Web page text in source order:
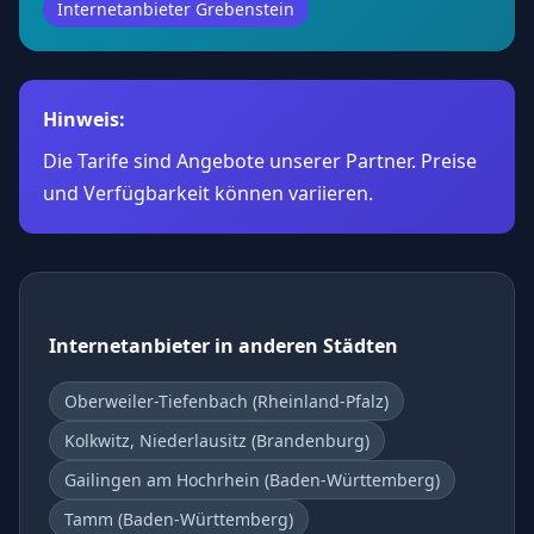
Internetanbieter Grebenstein
Hinweis:
Die Tarife sind Angebote unserer Partner. Preise
und Verfügbarkeit können variieren.
Internetanbieter in anderen Städten
Oberweiler-Tiefenbach (Rheinland-Pfalz)
Kolkwitz, Niederlausitz (Brandenburg)
Gailingen am Hochrhein (Baden-Württemberg)
Tamm (Baden-Württemberg)